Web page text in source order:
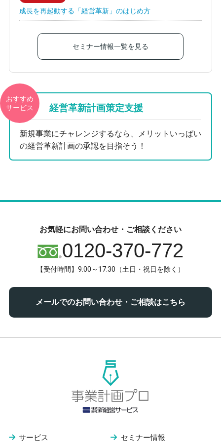
成長を再起動する「経営革新」のはじめ方
セミナー情報一覧を見る
おすすめ
サービス
経営革新計画策定支援
新規事業にチャレンジするなら、メリットいっぱい
の経営革新計画の承認を目指そう！
お気軽にお問い合わせ・ご相談ください
0120-370-772
【受付時間】9:00～17:30（土日・祝日を除く）
メールでのお問い合わせ・ご相談はこちら
サービス セミナー情報